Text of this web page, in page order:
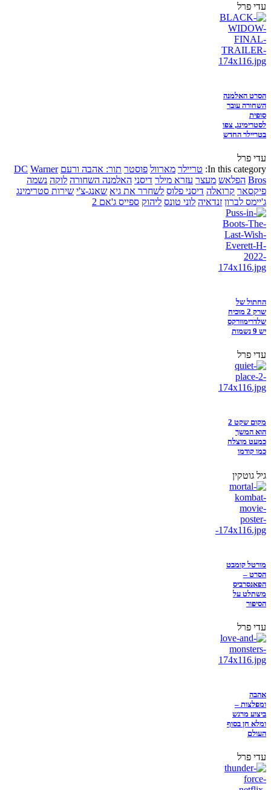
עדי פרל
הסרט האלמנה
השחורה עובר
סופית
לסטרימינג, צפו
בטריילר החדש
עדי פרל
In this category: טריילר מארוול פוסטר תור: אהבה ורעם DC Warner
Bros הפלאש מעצר עזרא מילר דיסני האלמנה השחורה לוקה נשמה
פיקסאר קרואלה דיסני פלוס לשחרר את גיא שאנג-צ'י שירות סטרימינג
ג'יימס לברון זנדאיה לוני טונס ליהוק ספייס ג'אם 2
החתול של
שרק 2 מוכיח
שלדרימוורקס
יש 9 נשמות
עדי פרל
מקום שקט 2
הוא המשך
כמעט מוצלח
כמו קודמו
גיל גוטקין
מורטל קומבט
הסרט –
הפאנסרביס
משתלט על
הסיפור
עדי פרל
אהבה
ומפלצות –
ביצוע מרגש
ומלא חן בסוף
העולם
עדי פרל